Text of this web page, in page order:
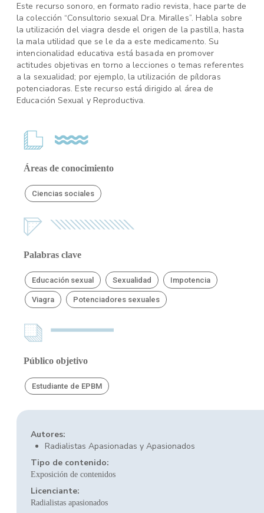
Este recurso sonoro, en formato radio revista, hace parte de
la colección “Consultorio sexual Dra. Miralles”. Habla sobre
la utilización del viagra desde el origen de la pastilla, hasta
la mala utilidad que se le da a este medicamento. Su
intencionalidad educativa está basada en promover
actitudes objetivas en torno a lecciones o temas referentes
a la sexualidad; por ejemplo, la utilización de píldoras
potenciadoras. Este recurso está dirigido al área de
Educación Sexual y Reproductiva.
Áreas de conocimiento
Ciencias sociales
Palabras clave
Educación sexual Sexualidad Impotencia
Viagra Potenciadores sexuales
Público objetivo
Estudiante de EPBM
Autores:
Radialistas Apasionadas y Apasionados
Tipo de contenido:
Exposición de contenidos
Licenciante:
Radialistas apasionados